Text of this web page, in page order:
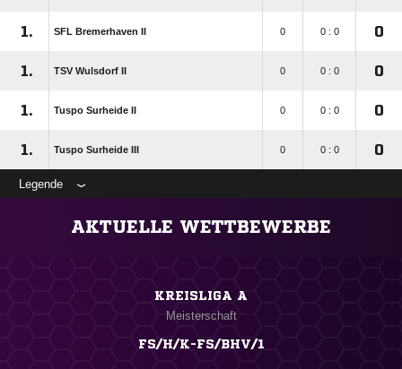
1. SFL Bremerhaven II 0 0 : 0 0
1. TSV Wulsdorf II 0 0 : 0 0
1. Tuspo Surheide II 0 0 : 0 0
1. Tuspo Surheide III 0 0 : 0 0
Legende
AKTUELLE WETTBEWERBE
KREISLIGA A
Meisterschaft
FS/H/K-FS/BHV/1